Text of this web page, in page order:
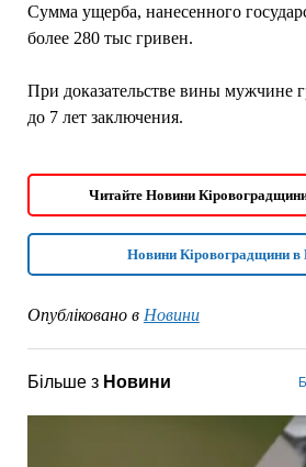
Сумма ущерба, нанесенного
более 280 тыс гривен.
При доказательстве вины мужчине
до 7 лет заключения.
Читайте Новини
Новини Кіровоградщини в
Опубліковано в Новини
Більше з Новини